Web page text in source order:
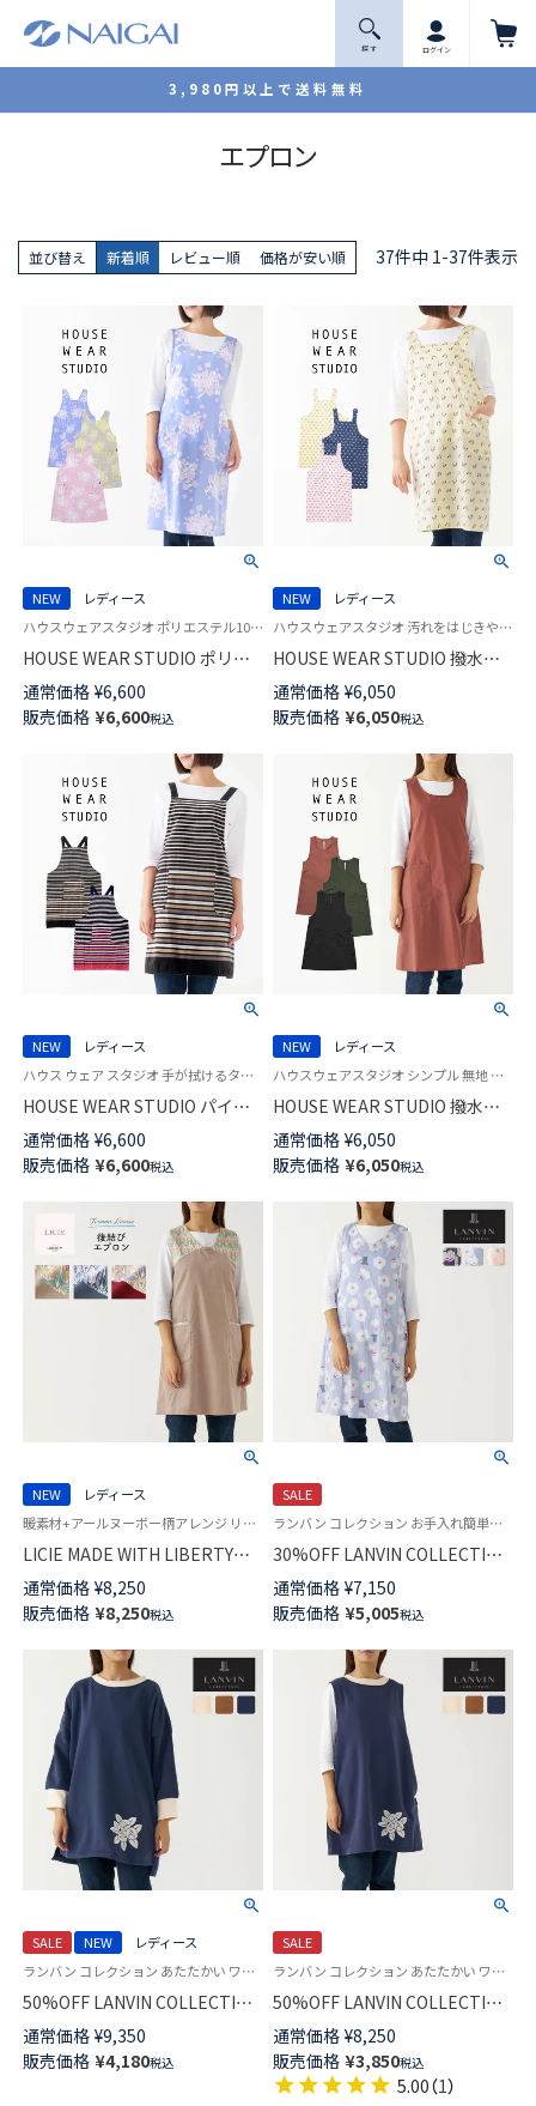
3,980円以上で送料無料
探 す ログイン
エプロン
並び替え 新着順 レビュー順 価格が安い順 37件中 1-37件表示
NEW
レディース
ハウスウェアスタジオ ポリエステル100％なので汚れに強くお手入れ簡単！ 袖なし かぶるだけ
HOUSE WEAR STUDIO ポリエ
ステル100％ ニューブッチャー
前後着用可 バッククロス フリ
ークロス ２WAYエプロン ダン
デライオン柄 70373022
通常価格 ¥6,600
販売価格 ¥6,600税込
NEW
レディース
ハウスウェアスタジオ 汚れをはじきやすくお手入れ簡単！撥水加工エプロン レディース
HOUSE WEAR STUDIO 撥水加
工 綿100％ 40サテン シマシマ
ネコドット H型 ゆったり着れて
疲れにくい エプロン 70373001
通常価格 ¥6,050
販売価格 ¥6,050税込
NEW
レディース
ハウス ウェア スタジオ 手が拭けるタオル地エプロン HWS 後ろクロス X型
HOUSE WEAR STUDIO パイル
地 タオルエプロン サムカラー
ボーダー 綿100％ 後結び ロング
70371998
通常価格 ¥6,600
販売価格 ¥6,600税込
NEW
レディース
ハウスウェアスタジオ シンプル 無地 軽い セツキ 袖なし 女性 婦人
HOUSE WEAR STUDIO 撥水加
工 エプロン ナイロン100％ 背付
き 日本製 レディース 70375036
通常価格 ¥6,050
販売価格 ¥6,050税込
NEW
レディース
暖素材+アールヌーボー柄アレンジ リッシー 花柄 リバティ社
LICIE MADE WITH LIBERTY
FABRIC リバティプリント
Enfield エンフィールド 綿
100% 40サテン 後結び 背付き
セツキ エプロン レディース
70551267
通常価格 ¥8,250
販売価格 ¥8,250税込
SALE
ランバン コレクション お手入れ簡単！らくらくアイロン 花柄 セツキ 袖なし
30%OFF LANVIN COLLECTION
形態安定加工 綿100％ 横ボタン
サイドボタン サテンストライプ
グワッシュローズ柄 背付き エ
プロン レディース 70045005
通常価格 ¥7,150
販売価格 ¥5,005税込
SALE NEW
レディース
ランバン コレクション あたたかい ワンマイルウェア 花柄 袖付き 長袖 エプロン
50%OFF LANVIN COLLECTION
裏起毛 ポリエステル100％ 後ボ
タン 割烹着 フェリシテローズ
柄 かっぽう着 カッポー スモッ
通常価格 ¥9,350
販売価格 ¥4,180税込
SALE
ランバン コレクション あたたかい ワンマイルウェア 花柄 セツキ 袖なし
50%OFF LANVIN COLLECTION
裏起毛 ポリエステル100％ 後ろ
ボタン 背付き フェリシテロー
ズ柄 セツキ エプロン レディー
ス 70044018
通常価格 ¥8,250
販売価格 ¥3,850税込
5.00（1）